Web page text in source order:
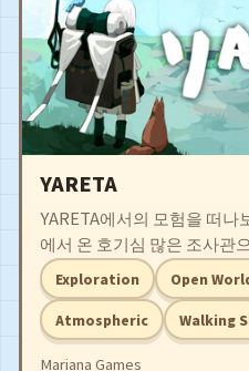
YARETA
YARETA에서의 모험을 떠
에서 온 호기심 많은 조사관
하며 숨이 멎을 듯한 경관과
다. 환경과 상호작용하여 숨
로운 세계의 수수께끼를 풀
Exploration Open
Atmospheric Walking
Mariana Games